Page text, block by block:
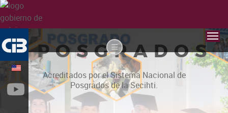
POSGRADOS
Acreditados por el Sistema Nacional de
Posgrados de la Secihti.
YouTube